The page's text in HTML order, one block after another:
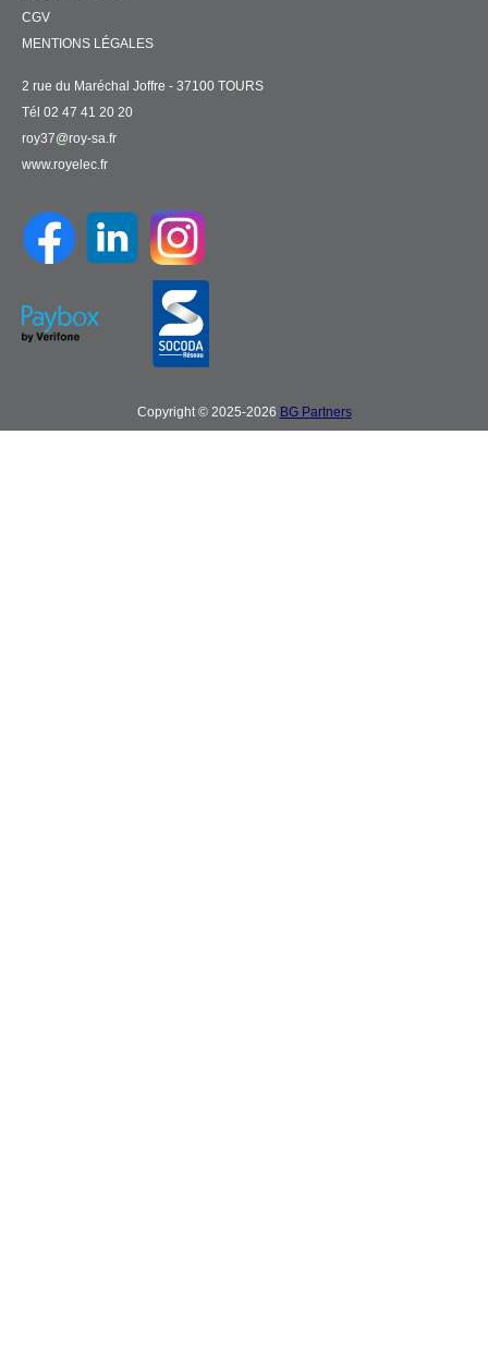
CGV
MENTIONS LÉGALES
2 rue du Maréchal Joffre - 37100 TOURS
Tél 02 47 41 20 20
roy37@roy-sa.fr
www.royelec.fr
Copyright © 2025-2026 BG Partners